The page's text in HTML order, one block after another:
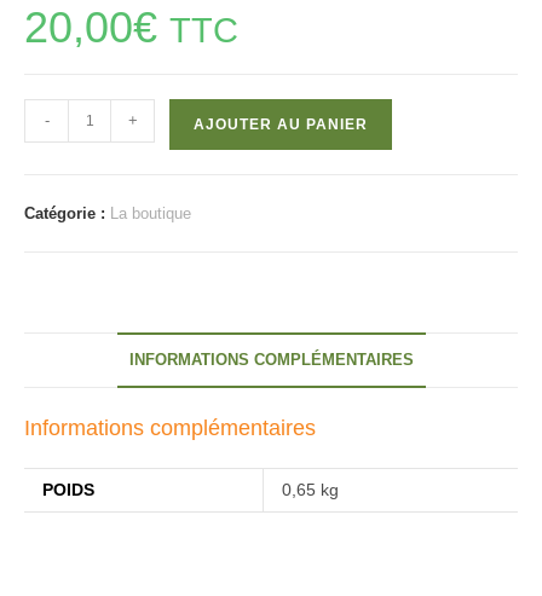
20,00€ TTC
de
Abécédaire
- + AJOUTER AU PANIER
Catégorie : La boutique
INFORMATIONS COMPLÉMENTAIRES
Informations complémentaires
POIDS 0,65 kg